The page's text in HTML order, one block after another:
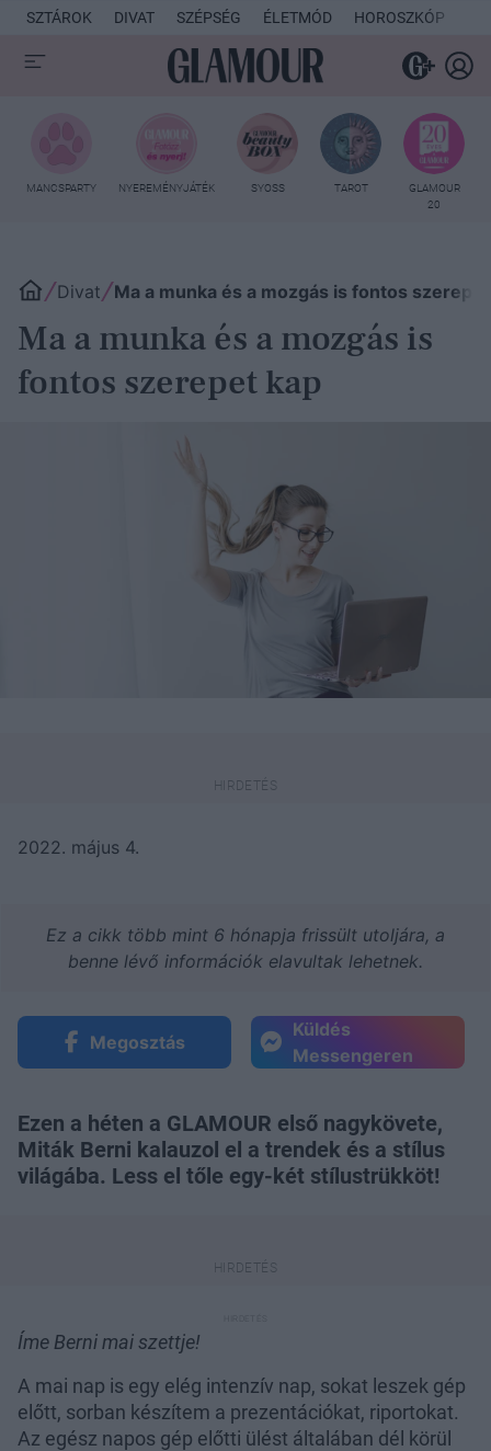
SZTÁROK DIVAT SZÉPSÉG ÉLETMÓD HOROSZKÓP
MANCSPARTY NYEREMÉNYJÁTÉK SYOSS TAROT
GLAMOUR
20
Divat Ma a munka és a mozgás is fontos
Ma a munka és a mozgás is
fontos szerepet kap
2022. május 4.
Ez a cikk több mint 6 hónapja frissült utoljára, a
benne lévő információk elavultak lehetnek.
Megosztás
Küldés
Messengeren
Ezen a héten a GLAMOUR első nagykövete,
Miták Berni kalauzol el a trendek és a stílus
világába. Less el tőle egy-két stílustrükköt!
Íme Berni mai szettje!
A mai nap is egy elég intenzív nap, sokat leszek gép
előtt, sorban készítem a prezentációkat, riportokat.
Az egész napos gép előtti ülést általában dél körül